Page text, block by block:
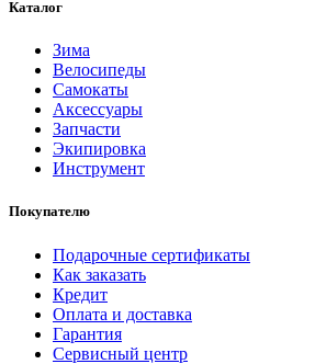
Каталог
Зима
Велосипеды
Самокаты
Аксессуары
Запчасти
Экипировка
Инструмент
Покупателю
Подарочные сертификаты
Как заказать
Кредит
Оплата и доставка
Гарантия
Сервисный центр